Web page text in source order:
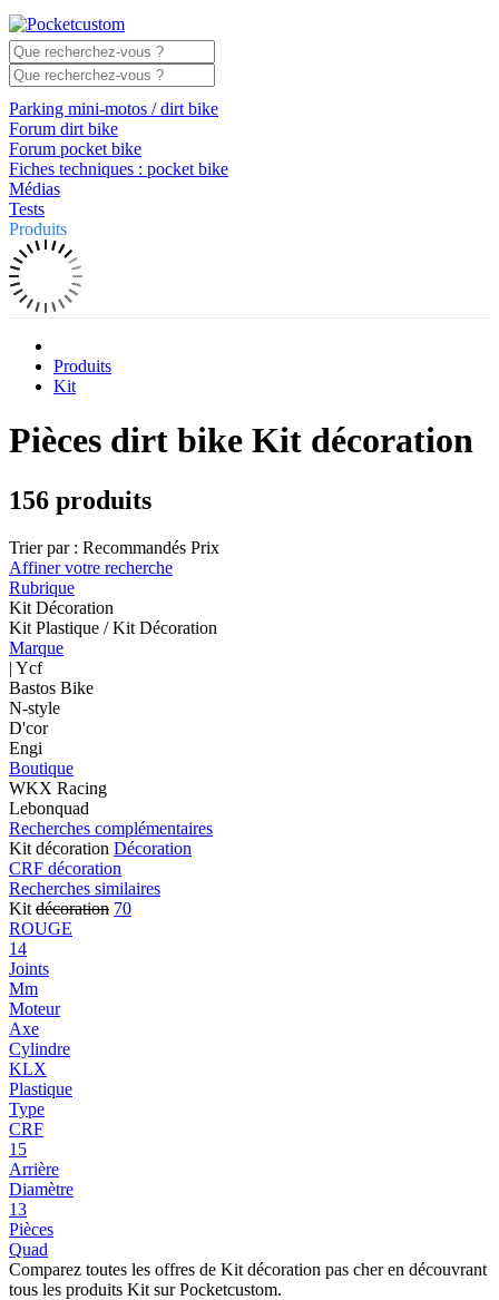
Parking mini-motos / dirt bike
Forum dirt bike
Forum pocket bike
Fiches techniques : pocket bike
Médias
Tests
Produits
Produits
Kit
Pièces dirt bike Kit décoration
156 produits
Trier par : Recommandés Prix
Affiner votre recherche
Rubrique
Kit Décoration
Kit Plastique / Kit Décoration
Marque
| Ycf
Bastos Bike
N-style
D'cor
Engi
Boutique
WKX Racing
Lebonquad
Recherches complémentaires
Kit décoration Décoration
CRF décoration
Recherches similaires
Kit décoration 70
ROUGE
14
Joints
Mm
Moteur
Axe
Cylindre
KLX
Plastique
Type
CRF
15
Arrière
Diamètre
13
Pièces
Quad
Comparez toutes les offres de Kit décoration pas cher en découvrant
tous les produits Kit sur Pocketcustom.